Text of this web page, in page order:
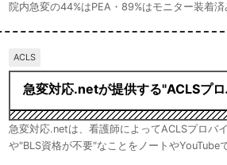
院内急変の44%はPEA・89%はモニター装着
ACLS
急変対応.netが提供する"ACLSプ
急変対応.netは、看護師によってACLSプロバ
や"BLS資格が不要"なことをノートやYouTube